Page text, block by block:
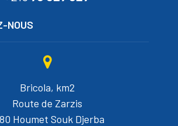
NOUS
Bricola, km2
Route de Zarzis
Houmet Souk Djerba